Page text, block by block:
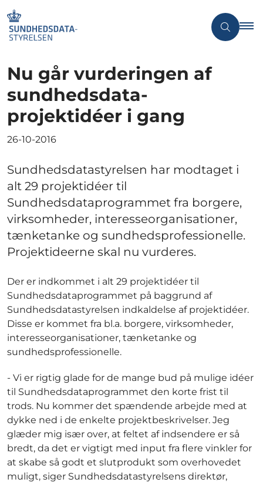
Nu går vurderingen af
sundhedsdata-
projektidéer i gang
26-10-2016
Sundhedsdatastyrelsen har modtaget i
alt 29 projektidéer til
Sundhedsdataprogrammet fra borgere,
virksomheder, interesseorganisationer,
tænketanke og sundhedsprofessionelle.
Projektideerne skal nu vurderes.
Der er indkommet i alt 29 projektidéer til
Sundhedsdataprogrammet på baggrund af
Sundhedsdatastyrelsen indkaldelse af projektidéer.
Disse er kommet fra bl.a. borgere, virksomheder,
interesseorganisationer, tænketanke og
sundhedsprofessionelle.
- Vi er rigtig glade for de mange bud på mulige idéer
til Sundhedsdataprogrammet den korte frist til
trods. Nu kommer det spændende arbejde med at
dykke ned i de enkelte projektbeskrivelser. Jeg
glæder mig især over, at feltet af indsendere er så
bredt, da det er vigtigt med input fra flere vinkler for
at skabe så godt et slutprodukt som overhovedet
muligt, siger Sundhedsdatastyrelsens direktør,